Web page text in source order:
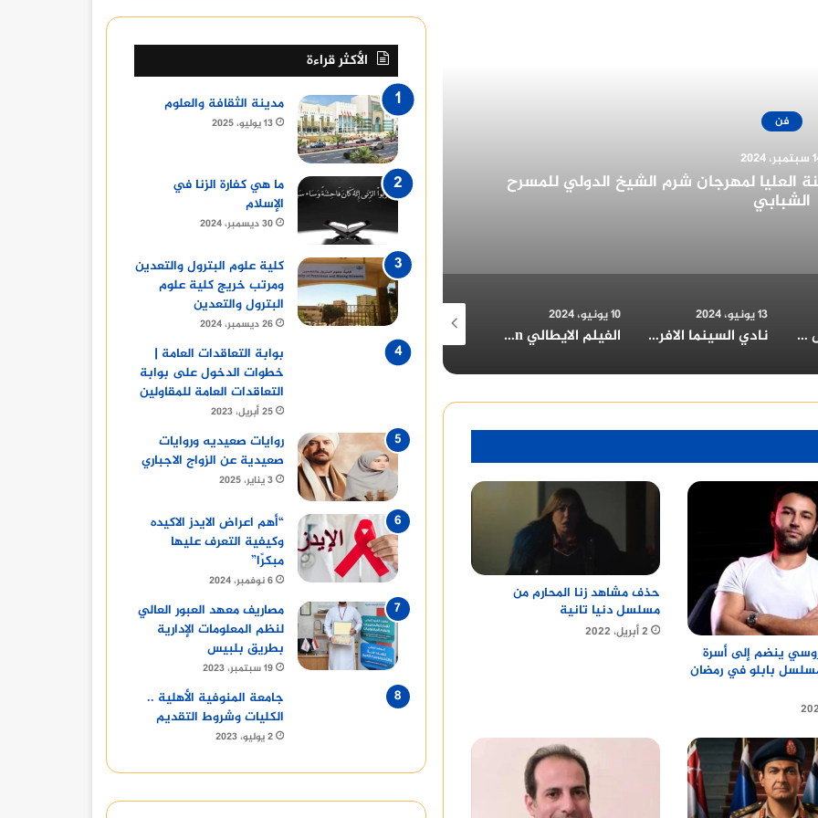
فن
2024
مهرجان القاهرة للدراما في دورته الأولى
٢٠٢٢ نادي السينما الافريقية يعرض فيلم ” تمساح النيل ”
نادي السينما الافريقية يعرض فيلم ” تمساح النيل ” بسينما الهناجر السبت المقبل
10 يونيو، 2024
الفيلم الايطالي upside down في حفل افتتاح مهرجان الامل السينمائي الدولي بحضور المخرج الإيطالي LUCA TORNATORE و الناقد الإيطالي جيورجيو لوكانطونيو
10 يونيو، 2024
الأفلام الروائية والتسجيلية الطويلة المشاركة في المسابقة الرسمية لمهرجان الامل السينمائي الدولي٢٠٢٢
9 نوفمبر، 2023
ينضم إلى أسرة
ومسلسل بابلو في رمضان
حذف مشاهد زنا المحارم من
مسلسل دنيا تانية
2 أبريل، 2022
الأكثر قراءة
مدينة الثقافة والعلوم
13 يوليو، 2025
ما هي كفارة الزنا في
الإسلام
30 ديسمبر، 2024
كلية علوم البترول والتعدين
ومرتب خريج كلية علوم
البترول والتعدين
26 ديسمبر، 2024
بوابة التعاقدات العامة |
خطوات الدخول على بوابة
التعاقدات العامة للمقاولين
25 أبريل، 2023
روايات صعيديه وروايات
صعيدية عن الزواج الاجباري
3 يناير، 2025
“أهم اعراض الايدز الاكيده
وكيفية التعرف عليها
مبكرًا”
6 نوفمبر، 2024
مصاريف معهد العبور العالي
لنظم المعلومات الإدارية
بطريق بلبيس
19 سبتمبر، 2023
جامعة المنوفية الأهلية ..
الكليات وشروط التقديم
2 يوليو، 2023